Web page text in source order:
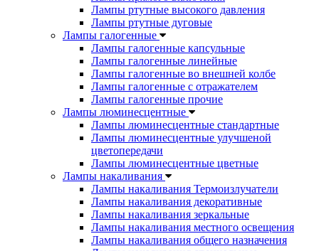
Лампы ртутные высокого давления
Лампы ртутные дуговые
Лампы галогенные
Лампы галогенные капсульные
Лампы галогенные линейные
Лампы галогенные во внешней колбе
Лампы галогенные с отражателем
Лампы галогенные прочие
Лампы люминесцентные
Лампы люминесцентные стандартные
Лампы люминесцентные улучшеной
цветопередачи
Лампы люминесцентные цветные
Лампы накаливания
Лампы накаливания Термоизлучатели
Лампы накаливания декоративные
Лампы накаливания зеркальные
Лампы накаливания местного освещения
Лампы накаливания общего назначения